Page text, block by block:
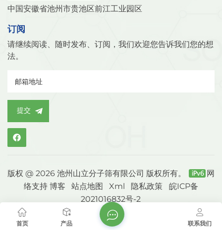
中国安徽省池州市贵池区前江工业园区
订阅
请继续阅读、随时发布、订阅，我们欢迎您告诉我们您的想
法。
提交
版权 @ 2026 池州山立分子筛有限公司 版权所有。
网
络支持 博客 站点地图 Xml 隐私政策
皖ICP备
2021016832号-2
首页 产品 联系我们